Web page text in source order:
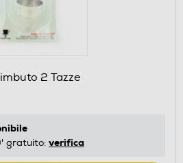
2 Tazze
gratuito: verifica